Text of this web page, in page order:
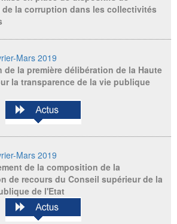
de la corruption dans les collectivités
Mars 2019
de la première délibération de la Haute
la transparence de la vie publique
Mars 2019
de la composition de la
de recours du Conseil supérieur de la
de l'Etat